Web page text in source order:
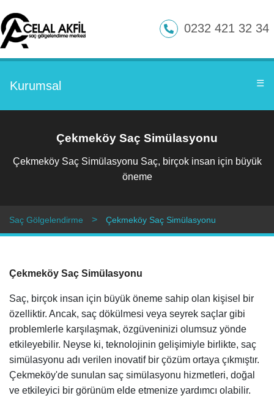
0232 421 32 34
Kurumsal ☰
Çekmeköy Saç Simülasyonu
Çekmeköy Saç Simülasyonu Saç, birçok insan için büyük
öneme
Saç Gölgelendirme Çekmeköy Saç Simülasyonu
Çekmeköy Saç Simülasyonu
Saç, birçok insan için büyük öneme sahip olan kişisel bir
özelliktir. Ancak, saç dökülmesi veya seyrek saçlar gibi
problemlerle karşılaşmak, özgüveninizi olumsuz yönde
etkileyebilir. Neyse ki, teknolojinin gelişimiyle birlikte, saç
simülasyonu adı verilen inovatif bir çözüm ortaya çıkmıştır.
Çekmeköy'de sunulan saç simülasyonu hizmetleri, doğal
ve etkileyici bir görünüm elde etmenize yardımcı olabilir.